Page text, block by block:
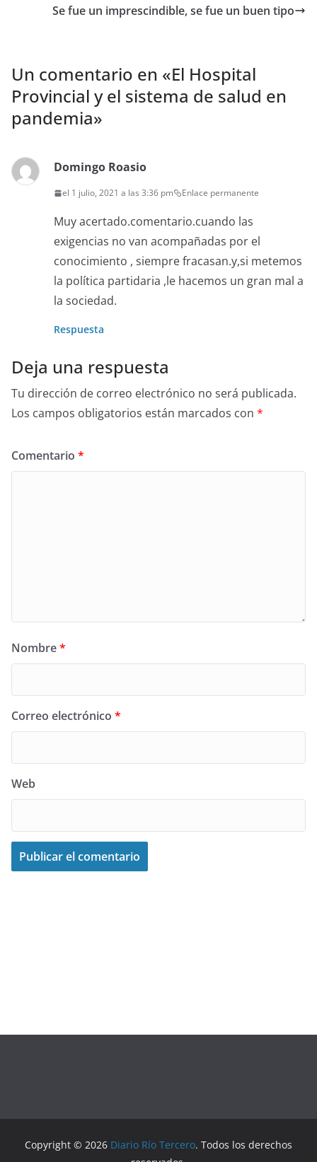
Se fue un imprescindible, se fue un buen tipo
Un comentario en «El Hospital
Provincial y el sistema de salud en
pandemia»
Domingo Roasio
el 1 julio, 2021 a las 3:36 pm Enlace permanente
Muy acertado.comentario.cuando las
exigencias no van acompañadas por el
conocimiento , siempre fracasan.y,si metemos
la política partidaria ,le hacemos un gran mal a
la sociedad.
Respuesta
Deja una respuesta
Tu dirección de correo electrónico no será publicada.
Los campos obligatorios están marcados con *
Comentario *
Nombre*
Correo electrónico *
Web
Copyright © 2026 Diario Río Tercero. Todos los derechos